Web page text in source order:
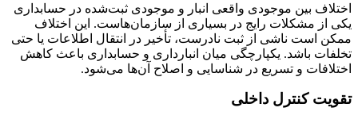
اختلاف بین موجودی واقعی انبار و موجودی ثبت‌شده در حسابداری
یکی از مشکلات رایج در بسیاری از سازمان‌هاست. این اختلاف
ممکن است ناشی از ثبت نادرست، تأخیر در انتقال اطلاعات یا حتی
تخلفات باشد. یکپارچگی میان انبارداری و حسابداری باعث کاهش
اختلافات و تسریع در شناسایی و اصلاح آن‌ها می‌شود.
تقویت کنترل داخلی